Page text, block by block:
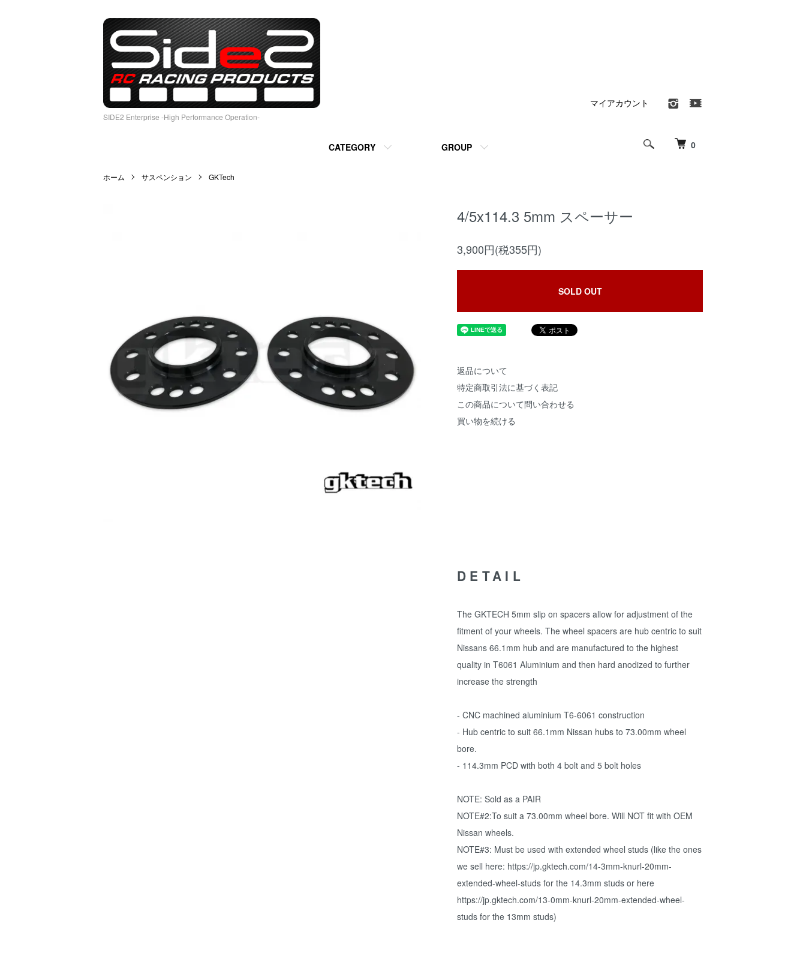
SIDE2 Enterprise -High Performance Operation-
0
CATEGORY GROUP
マイアカウント
ホーム サスペンション GKTech
4/5x114.3 5mm スペーサー
3,900円(税355円)
SOLD OUT
返品について
特定商取引法に基づく表記
この商品について問い合わせる
買い物を続ける
DETAIL
The GKTECH 5mm slip on spacers allow for adjustment of the
fitment of your wheels. The wheel spacers are hub centric to suit
Nissans 66.1mm hub and are manufactured to the highest
quality in T6061 Aluminium and then hard anodized to further
increase the strength
- CNC machined aluminium T6-6061 construction
- Hub centric to suit 66.1mm Nissan hubs to 73.00mm wheel
bore.
- 114.3mm PCD with both 4 bolt and 5 bolt holes
NOTE: Sold as a PAIR
NOTE#2:To suit a 73.00mm wheel bore. Will NOT fit with OEM
Nissan wheels.
NOTE#3: Must be used with extended wheel studs (like the ones
we sell here: https://jp.gktech.com/14-3mm-knurl-20mm-
extended-wheel-studs for the 14.3mm studs or here
https://jp.gktech.com/13-0mm-knurl-20mm-extended-wheel-
studs for the 13mm studs)